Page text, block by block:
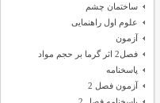
ساختمان چشم
علوم اول راهنمایی
آزمون
فصل2 اثر گرما بر حجم مواد
پاسخنامه
آزمون فصل 2